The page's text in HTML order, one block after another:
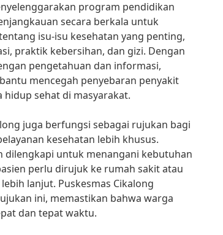
program pendidikan
secara berkala untuk
isu-isu kesehatan yang penting,
praktik kebersihan, dan gizi. Dengan
pengetahuan dan informasi,
mencegah penyebaran penyakit
sehat di masyarakat.
juga berfungsi sebagai rujukan bagi
kesehatan lebih khusus.
dilengkapi untuk menangani kebutuhan
perlu dirujuk ke rumah sakit atau
lanjut. Puskesmas Cikalong
ini, memastikan bahwa warga
dan tepat waktu.